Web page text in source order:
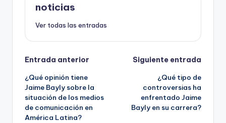
noticias
Ver todas las entradas
Navegación
de
entradas
Entrada anterior
¿Qué opinión tiene
Jaime Bayly sobre la
situación de los medios
de comunicación en
América Latina?
Siguiente entrada
¿Qué tipo de
controversias ha
enfrentado Jaime
Bayly en su carrera?